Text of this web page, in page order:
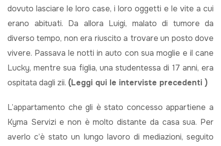
dovuto lasciare le loro case, i loro oggetti e le vite a cui
erano abituati. Da allora Luigi, malato di tumore da
diverso tempo, non era riuscito a trovare un posto dove
vivere. Passava le notti in auto con sua moglie e il cane
Lucky, mentre sua figlia, una studentessa di 17 anni, era
ospitata dagli zii. (Leggi qui le interviste precedenti )
L’appartamento che gli è stato concesso appartiene a
Kyma Servizi e non è molto distante da casa sua. Per
averlo c’è stato un lungo lavoro di mediazioni, seguito